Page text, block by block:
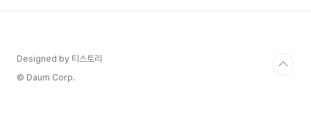
Designed by 티스토리
© Daum Corp.